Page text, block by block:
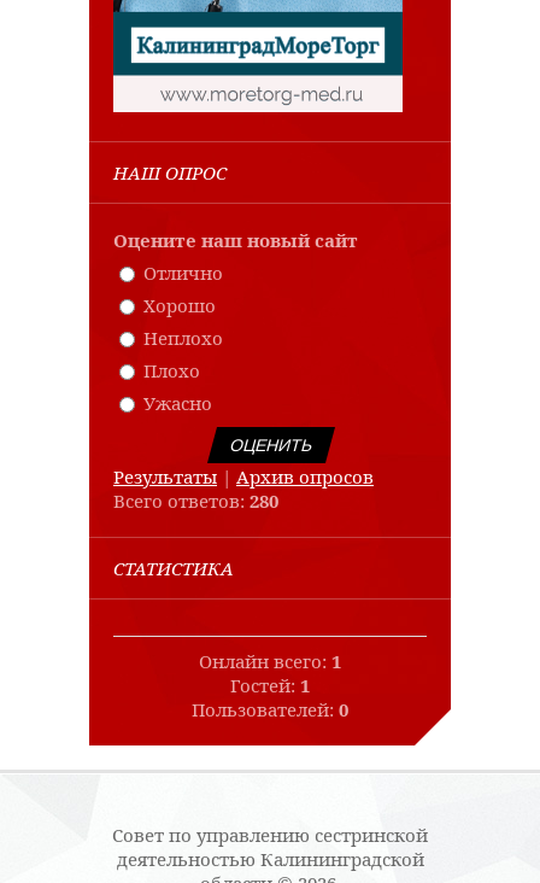
НАШ ОПРОС
Оцените наш новый сайт
Отлично
Хорошо
Неплохо
Плохо
Ужасно
Результаты | Архив опросов
Всего ответов: 280
СТАТИСТИКА
Онлайн всего: 1
Гостей: 1
Пользователей: 0
Совет по управлению сестринской
деятельностью Калининградской